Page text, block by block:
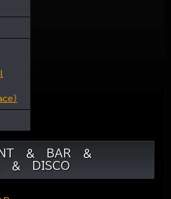
）
＆ BAR ＆
＆ DISCO